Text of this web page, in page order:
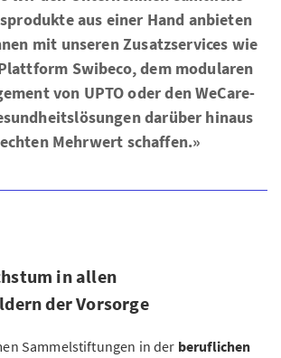
aus einer Hand anbieten
mit unseren Zusatzservices wie
Swibeco, dem modularen
von UPTO oder den WeCare-
darüber hinaus
Mehrwert schaffen.»
in allen
der Vorsorge
Sammelstiftungen in der beruflichen